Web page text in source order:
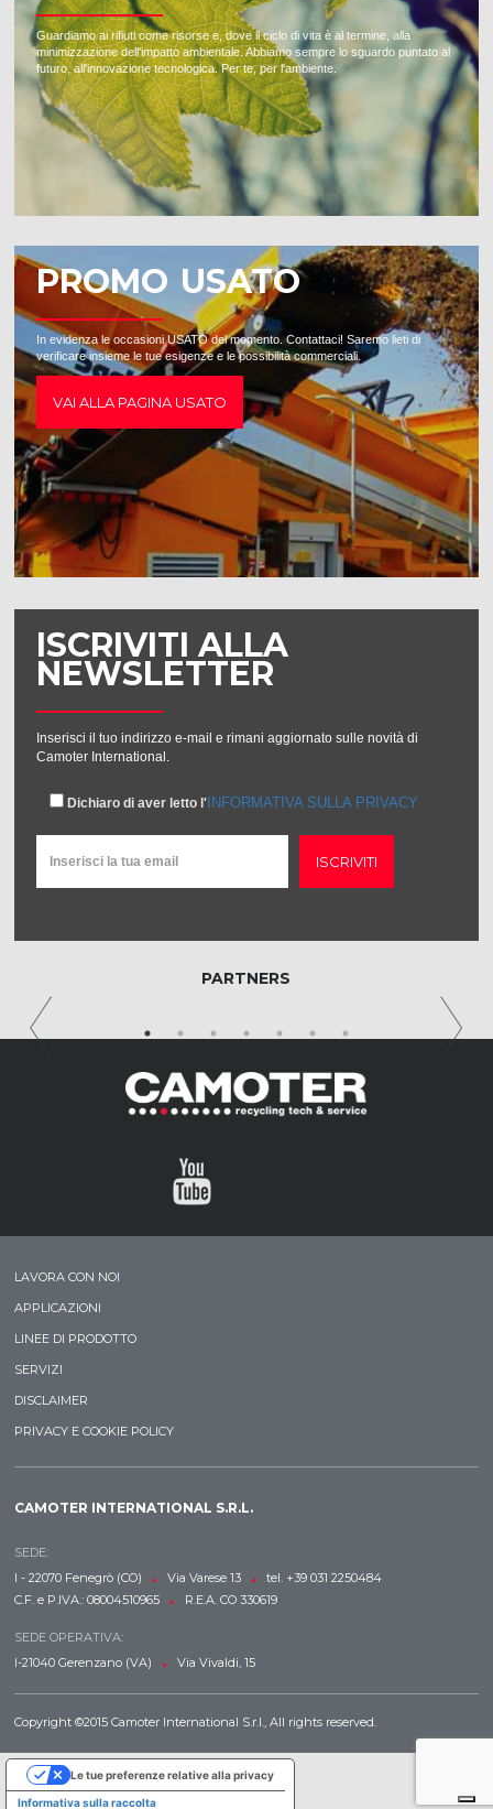
Guardiamo ai rifiuti come risorse e, dove il ciclo di vita è al termine, alla
minimizzazione dell'impatto ambientale. Abbiamo sempre lo sguardo puntato al
futuro, all'innovazione tecnologica. Per te, per l'ambiente.
PROMO USATO
In evidenza le occasioni USATO del momento. Contattaci! Saremo lieti di
verificare insieme le tue esigenze e le possibilità commerciali.
VAI ALLA PAGINA USATO
ISCRIVITI ALLA
NEWSLETTER
Inserisci il tuo indirizzo e-mail e rimani aggiornato sulle novità di
Camoter International.
Dichiaro di aver letto l' INFORMATIVA SULLA PRIVACY
ISCRIVITI
PARTNERS
LAVORA CON NOI
APPLICAZIONI
LINEE DI PRODOTTO
SERVIZI
DISCLAIMER
PRIVACY E COOKIE POLICY
CAMOTER INTERNATIONAL S.R.L.
SEDE:
I - 22070 Fenegrò (CO)
• Via Varese 13 •
tel. +39 031 2250484
C.F. e P.IVA.: 08004510965
• R.E.A. CO 330619
SEDE OPERATIVA:
I-21040 Gerenzano (VA)
• Via Vivaldi, 15
Copyright ©2015 Camoter International S.r.l., All rights reserved.
Informativa sulla raccolta
Le tue preferenze relative alla privacy